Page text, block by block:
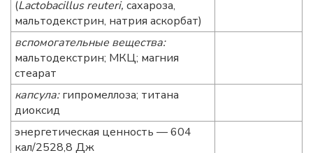
(Lactobacillus reuteri, сахароза,
мальтодекстрин, натрия аскорбат)
вспомогательные вещества:
мальтодекстрин; МКЦ; магния
стеарат
капсула:гипромеллоза; титана
диоксид
энергетическая ценность — 604
кал/2528,8 Дж